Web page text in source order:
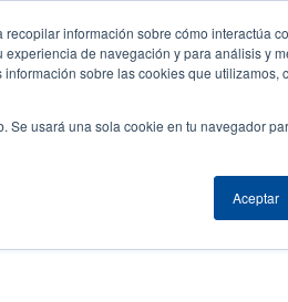
información sobre cómo interactúa
de navegación y para análisis y
sobre las cookies que utilizamos,
usará una sola cookie en tu navegador
Aceptar
User
Noticias Empresa